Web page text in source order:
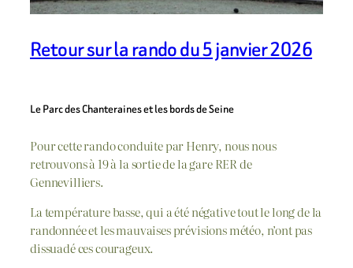
Retour sur la rando du 5 janvier 2026
Le Parc des Chanteraines et les bords de Seine
Pour cette rando conduite par Henry, nous nous
retrouvons à 19 à la sortie de la gare RER de
Gennevilliers.
La température basse, qui a été négative tout le long de la
randonnée et les mauvaises prévisions météo, n’ont pas
dissuadé ces courageux.